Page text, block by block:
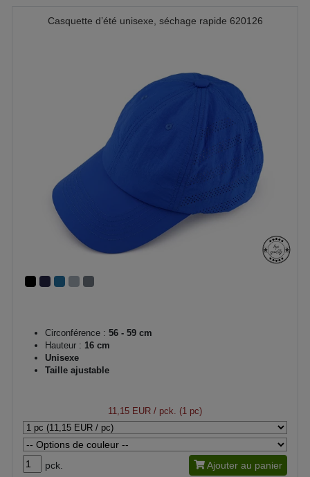
Casquette d’été unisexe, séchage rapide 620126
Circonférence : 56 - 59 cm
Hauteur : 16 cm
Unisexe
Taille ajustable
11,15 EUR / pck. (1 pc)
pck. Ajouter au panier